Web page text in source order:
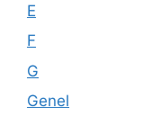
E
F
G
Genel